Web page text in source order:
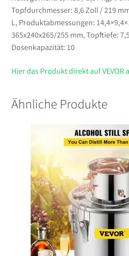
Topfdurchmesser: 8,6 Zoll / 219
L, Produktabmessungen:
365x240x265/255 mm, Topftiefe:
Dosenkapazität: 10
Hier das Produkt direkt auf VEVOR
Ähnliche Produkte